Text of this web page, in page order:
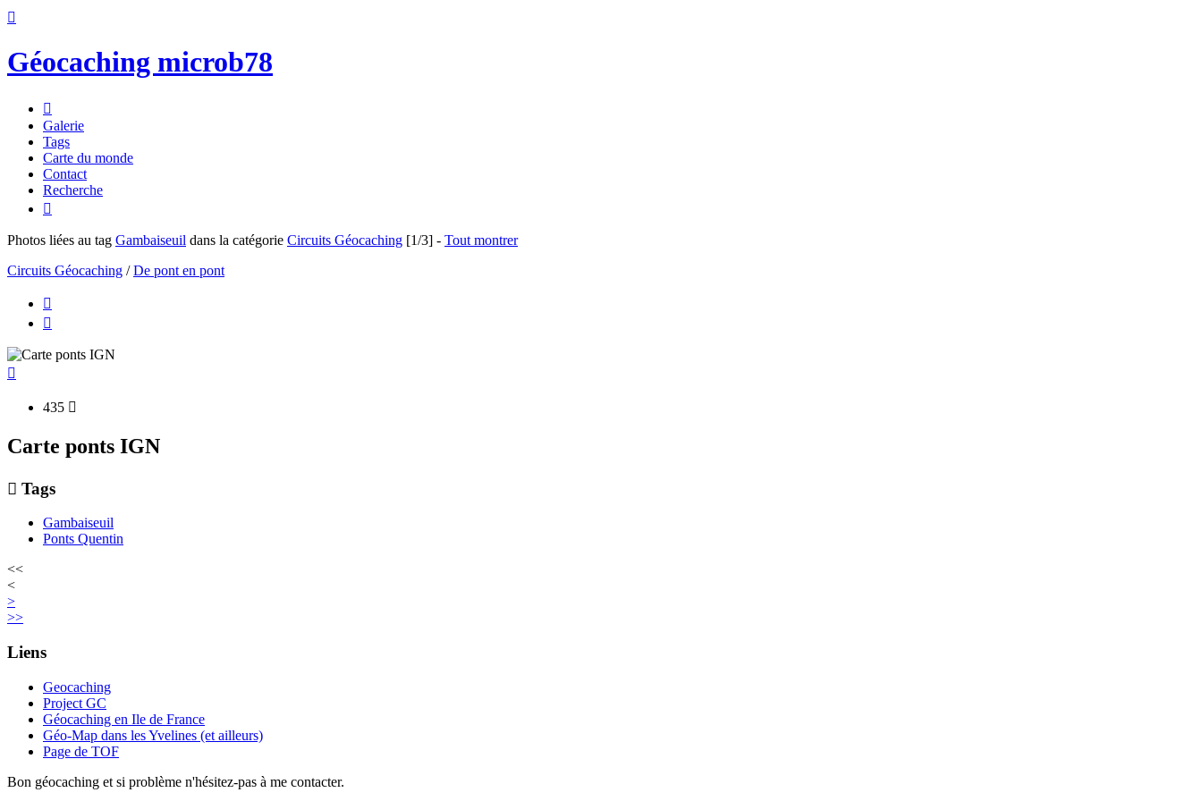

Géocaching microb78

Galerie
Tags
Carte du monde
Contact
Recherche

Photos liées au tag Gambaiseuil dans la catégorie Circuits Géocaching [1/3] - Tout montrer
Circuits Géocaching / De pont en pont



435 
Carte ponts IGN
 Tags
Gambaiseuil
Ponts Quentin
<<
<
>
>>
Liens
Geocaching
Project GC
Géocaching en Ile de France
Géo-Map dans les Yvelines (et ailleurs)
Page de TOF
Bon géocaching et si problème n'hésitez-pas à me contacter.